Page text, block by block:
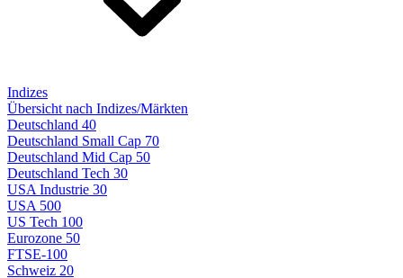
Indizes
Übersicht nach Indizes/Märkten
Deutschland 40
Deutschland Small Cap 70
Deutschland Mid Cap 50
Deutschland Tech 30
USA Industrie 30
USA 500
US Tech 100
Eurozone 50
FTSE-100
Schweiz 20